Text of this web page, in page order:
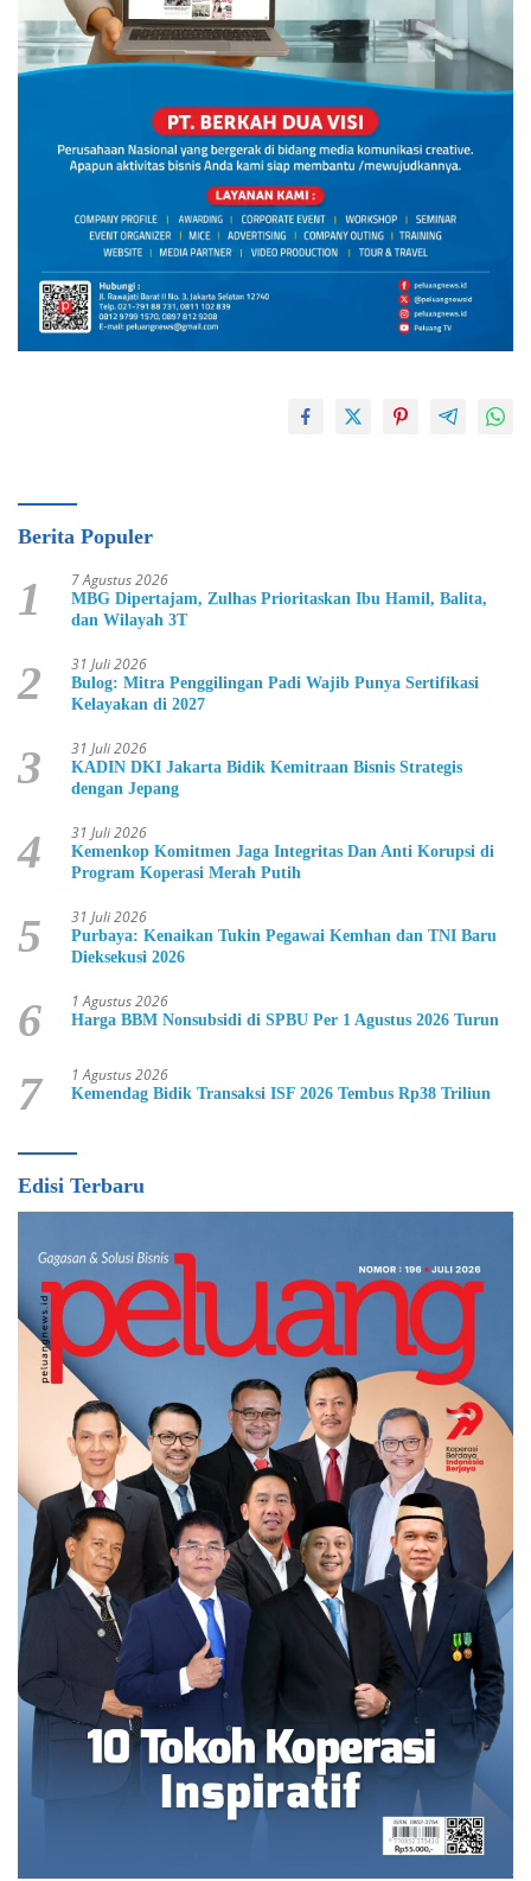
Berita Populer
1 7 Agustus 2026
MBG Dipertajam, Zulhas Prioritaskan Ibu Hamil, Balita,
dan Wilayah 3T
2 31 Juli 2026
Bulog: Mitra Penggilingan Padi Wajib Punya Sertifikasi
Kelayakan di 2027
3 31 Juli 2026
KADIN DKI Jakarta Bidik Kemitraan Bisnis Strategis
dengan Jepang
4 31 Juli 2026
Kemenkop Komitmen Jaga Integritas Dan Anti Korupsi di
Program Koperasi Merah Putih
5 31 Juli 2026
Purbaya: Kenaikan Tukin Pegawai Kemhan dan TNI Baru
Dieksekusi 2026
6 1 Agustus 2026
Harga BBM Nonsubsidi di SPBU Per 1 Agustus 2026 Turun
7 1 Agustus 2026
Kemendag Bidik Transaksi ISF 2026 Tembus Rp38 Triliun
Edisi Terbaru